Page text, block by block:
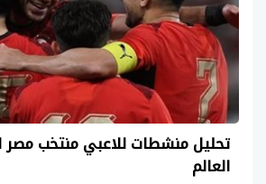
تحليل منشطات للاعبي منتخب مصر
العالم